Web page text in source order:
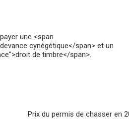
une <span
cynégétique</span> et un
de timbre</span>.
Prix du permis de chasser en